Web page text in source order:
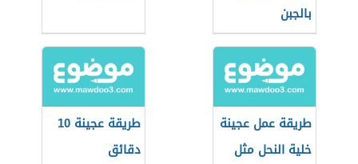
بالجبن
طريقة عمل عجينة
خلية النحل مثل
طريقة عجينة 10
دقائق